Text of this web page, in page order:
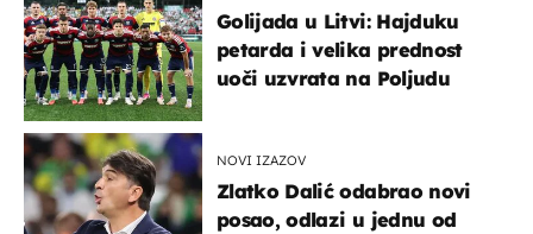
Golijada u Litvi: Hajduku
petarda i velika prednost
uoči uzvrata na Poljudu
NOVI IZAZOV
Zlatko Dalić odabrao novi
posao, odlazi u jednu od